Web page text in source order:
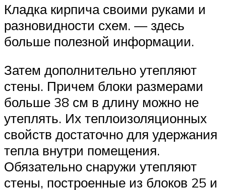
Кладка кирпича своими руками и
разновидности схем. — здесь
больше полезной информации.
Затем дополнительно утепляют
стены. Причем блоки размерами
больше 38 см в длину можно не
утеплять. Их теплоизоляционных
свойств достаточно для удержания
тепла внутри помещения.
Обязательно снаружи утепляют
стены, построенные из блоков 25 и